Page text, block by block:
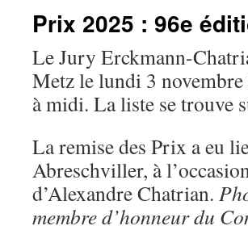
Prix 2025 : 96e
Le Jury Erckmann-
Metz le lundi 3
à midi. La liste se trouve
La remise des Prix a eu
Abreschviller, à
d’Alexandre Chatrian.
membre d’honneur du